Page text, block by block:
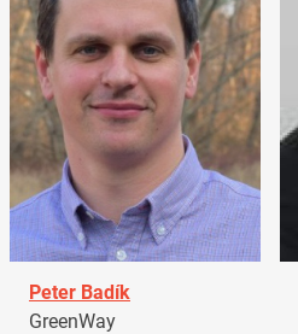
Peter Badík
GreenWay